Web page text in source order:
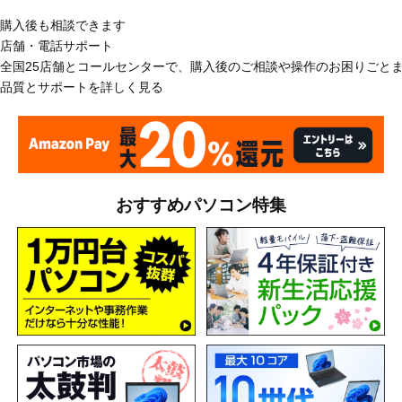
購入後も相談できます
店舗・電話サポート
全国25店舗とコールセンターで、購入後のご相談や操作のお困りごと
品質とサポートを詳しく見る
おすすめパソコン特集